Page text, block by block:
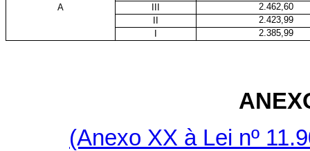
A
2.462,60
2.423,99
2.385,99
(Anexo XX à Lei nº